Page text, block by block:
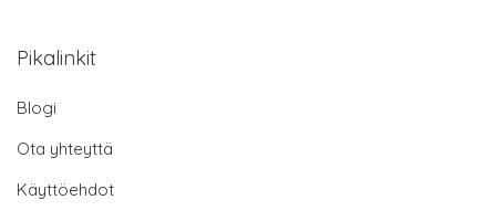
Pikalinkit
Blogi
Ota yhteyttä
Käyttöehdot